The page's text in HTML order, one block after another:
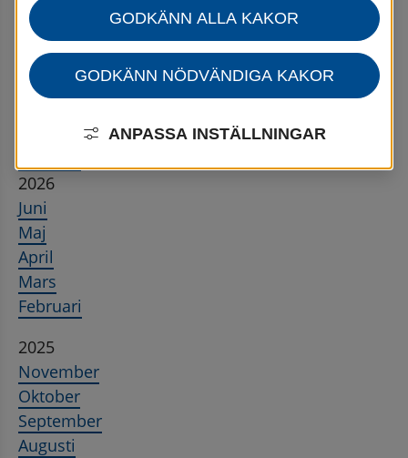
Startsida Utbildning & barnomsorg
Kulturskola
Nyheter för Kulturskolan
Kulturskolan - Nyhetsarkiv
Nyhetsarkiv
2026
Juni
Maj
April
Mars
Februari
2025
November
Oktober
September
Augusti
GODKÄNN ALLA KAKOR
GODKÄNN NÖDVÄNDIGA KAKOR
ANPASSA INSTÄLLNINGAR